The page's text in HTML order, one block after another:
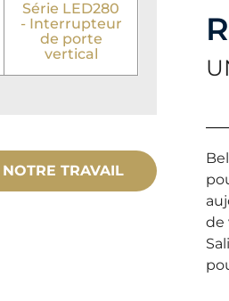
Série LED280
- Interrupteur
de porte
vertical
NOTRE TRAVAIL
de